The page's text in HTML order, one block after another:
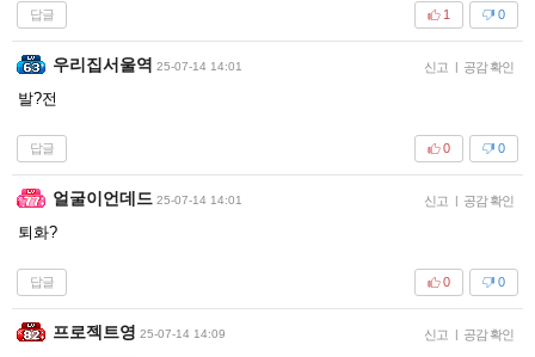
답글 0
1
우리집서울역 25-07-14 14:01 신고 | 공감 확인
발?전
답글 0
0
얼굴이언데드 25-07-14 14:01 신고 | 공감 확인
퇴화?
답글 0
0
프로젝트영 25-07-14 14:09 신고 | 공감 확인